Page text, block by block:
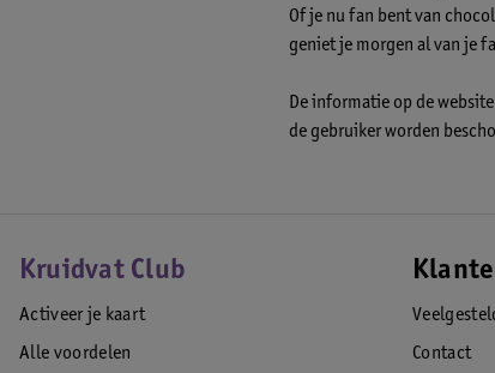
Of je nu fan bent van
geniet je morgen al van je
De informatie op de
de gebruiker worden
Kruidvat Club
Activeer je kaart
Alle voordelen
Contact